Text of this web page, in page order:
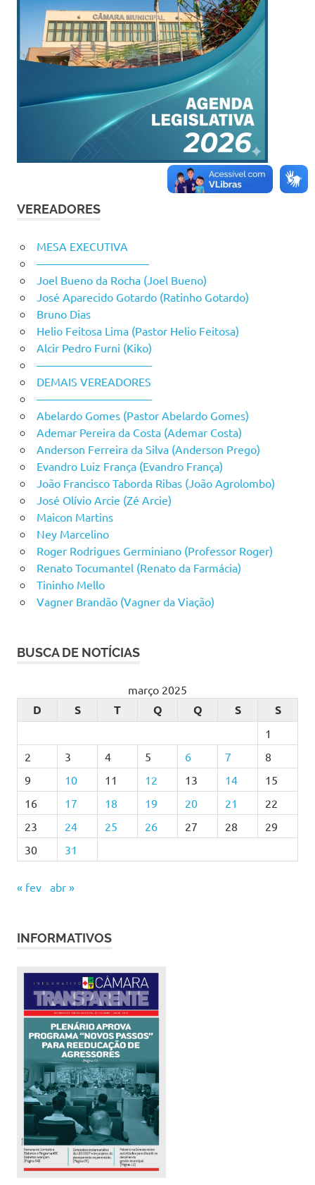
VEREADORES
MESA EXECUTIVA
——————————
Joel Bueno da Rocha (Joel Bueno)
José Aparecido Gotardo (Ratinho Gotardo)
Bruno Dias
Helio Feitosa Lima (Pastor Helio Feitosa)
Alcir Pedro Furni (Kiko)
——————————-
DEMAIS VEREADORES
——————————-
Abelardo Gomes (Pastor Abelardo Gomes)
Ademar Pereira da Costa (Ademar Costa)
Anderson Ferreira da Silva (Anderson Prego)
Evandro Luiz França (Evandro França)
João Francisco Taborda Ribas (João Agrolombo)
José Olívio Arcie (Zé Arcie)
Maicon Martins
Ney Marcelino
Roger Rodrigues Germiniano (Professor Roger)
Renato Tocumantel (Renato da Farmácia)
Tininho Mello
Vagner Brandão (Vagner da Viação)
BUSCA DE NOTÍCIAS
março 2025
D S T Q Q S S
1
2
3 4 5 6 7
8
9
10 11 12 13 14
15
16
17 18 19 20 21
22
23
24 25 26 27 28
29
30
31
« fev abr »
INFORMATIVOS